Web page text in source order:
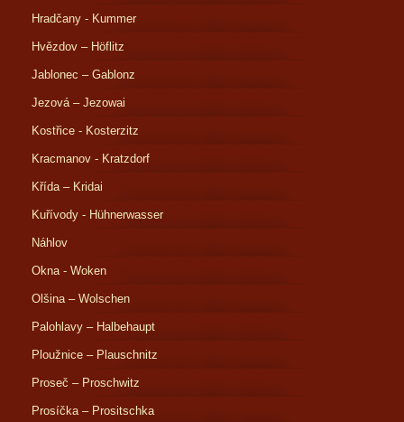
Hradčany - Kummer
Hvězdov – Höflitz
Jablonec – Gablonz
Jezová – Jezowai
Kostřice - Kosterzitz
Kracmanov - Kratzdorf
Křída – Kridai
Kuřívody - Hühnerwasser
Náhlov
Okna - Woken
Olšina – Wolschen
Palohlavy – Halbehaupt
Ploužnice – Plauschnitz
Proseč – Proschwitz
Prosíčka – Prositschka